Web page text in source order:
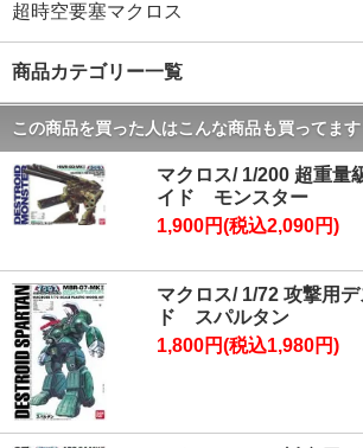
超時空要塞マクロス
商品カテゴリー一覧
この商品を買った人はこんな商品も買ってます
マクロス/ 1/200 超重量
イド モンスター
1,900円(税込2,090円)
マクロス/ 1/72 攻撃用
ド スパルタン
1,800円(税込1,980円)